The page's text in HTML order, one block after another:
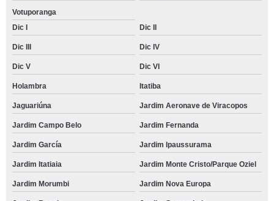
Votuporanga
Dic I
Dic II
Dic III Dic IV
Dic V Dic VI
Holambra Itatiba
Jaguariúna Jardim Aeronave de Viracopos
Jardim Campo Belo Jardim Fernanda
Jardim García Jardim Ipaussurama
Jardim Itatiaia Jardim Monte Cristo/Parque Oziel
Jardim Morumbi Jardim Nova Europa